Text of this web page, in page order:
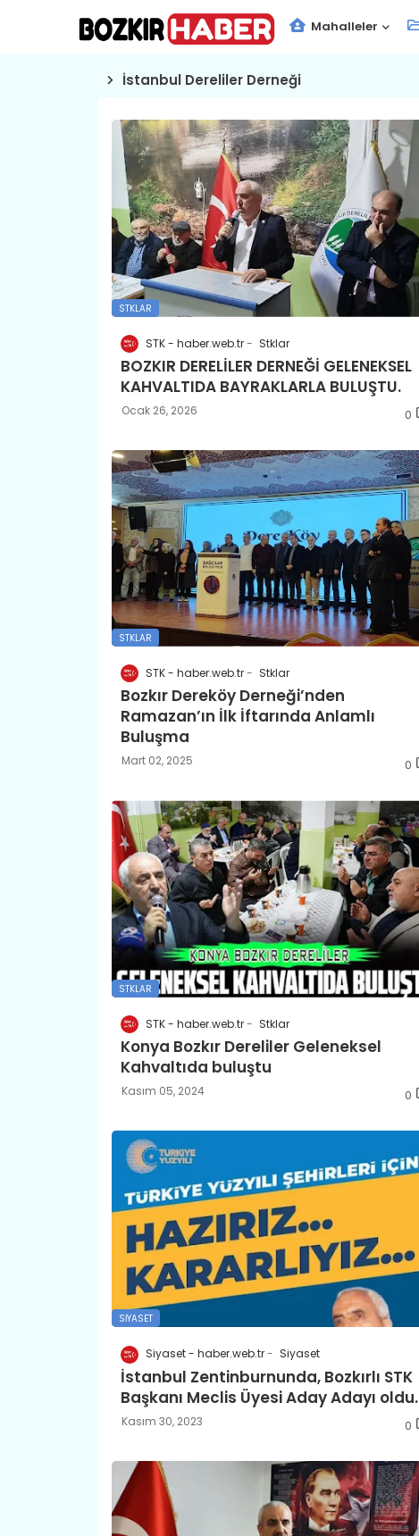
Mahalleler
İstanbul Dereliler Derneği
STKLAR
STK - haber.web.tr Stklar
BOZKIR DERELİLER DERNEĞİ GELENEKSEL
KAHVALTIDA BAYRAKLARLA BULUŞTU.
Ocak 26, 2026 0
STKLAR
STK - haber.web.tr Stklar
Bozkır Dereköy Derneği’nden
Ramazan’ın İlk İftarında Anlamlı
Buluşma
Mart 02, 2025 0
STKLAR
STK - haber.web.tr Stklar
Konya Bozkır Dereliler Geleneksel
Kahvaltıda buluştu
Kasım 05, 2024 0
SIYASET
Siyaset - haber.web.tr Siyaset
İstanbul Zentinburnunda, Bozkırlı STK
Başkanı Meclis Üyesi Aday Adayı oldu.
Kasım 30, 2023 0